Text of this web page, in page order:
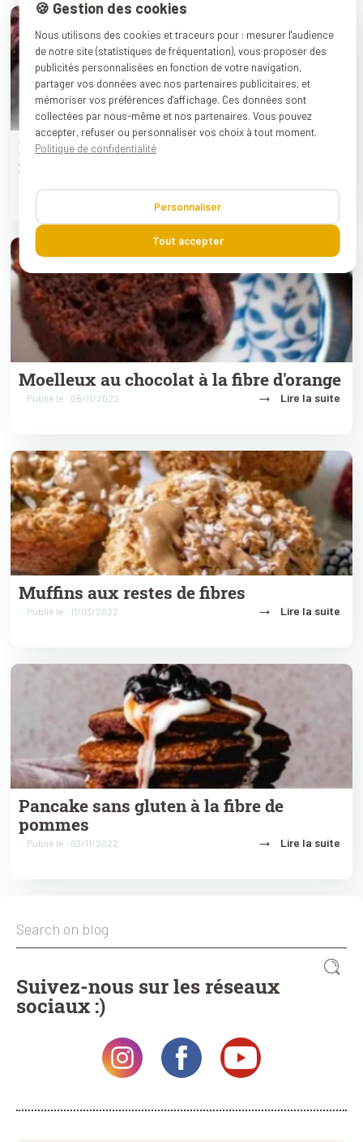
Brownies moelleux au chocolat et aux
fibres de betteraves vegan
Moelleux au chocolat à la fibre d'orange
Publié le : 08/11/2022 → Lire la suite
Muffins aux restes de fibres
Publié le : 11/03/2022 → Lire la suite
Pancake sans gluten à la fibre de
pommes
Publié le : 03/11/2022 → Lire la suite
Suivez-nous sur les réseaux
sociaux :)
🍪 Gestion des cookies
Nous utilisons des cookies et traceurs pour : mesurer l'audience
de notre site (statistiques de fréquentation), vous proposer des
publicités personnalisées en fonction de votre navigation,
partager vos données avec nos partenaires publicitaires, et
mémoriser vos préférences d'affichage. Ces données sont
collectées par nous-même et nos partenaires. Vous pouvez
accepter, refuser ou personnaliser vos choix à tout moment.
Politique de confidentialité
Personnaliser
Tout accepter